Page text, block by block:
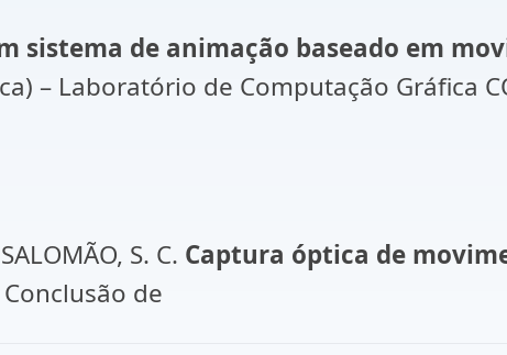
sistema de animação baseado em
– Laboratório de Computação Gráfica
S. C. Captura óptica de
de